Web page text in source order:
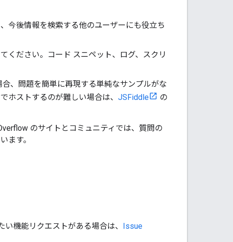
今後情報を検索する他のユーザーにも役立ち
ください。コード スニペット、ログ、スクリ
合、問題を簡単に再現する単純なサンプルがな
ホストするのが難しい場合は、 JSFiddle
の
のサイトとコミュニティでは、質問の
ます。
機能リクエストがある場合は、 Issue